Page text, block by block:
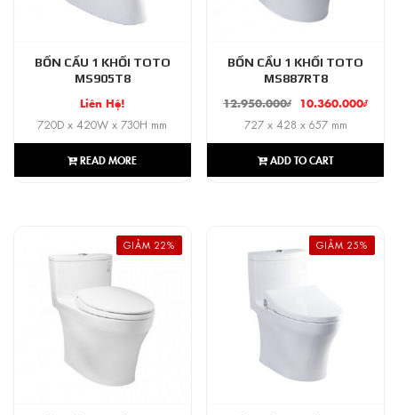
BỒN CẦU 1 KHỐI TOTO
MS905T8
Liên Hệ!
720D x 420W x 730H mm
READ MORE
BỒN CẦU 1 KHỐI TOTO
MS887RT8
12.950.000₫ 10.360.000₫
727 x 428 x 657 mm
ADD TO CART
GIẢM 22% GIẢM 25%